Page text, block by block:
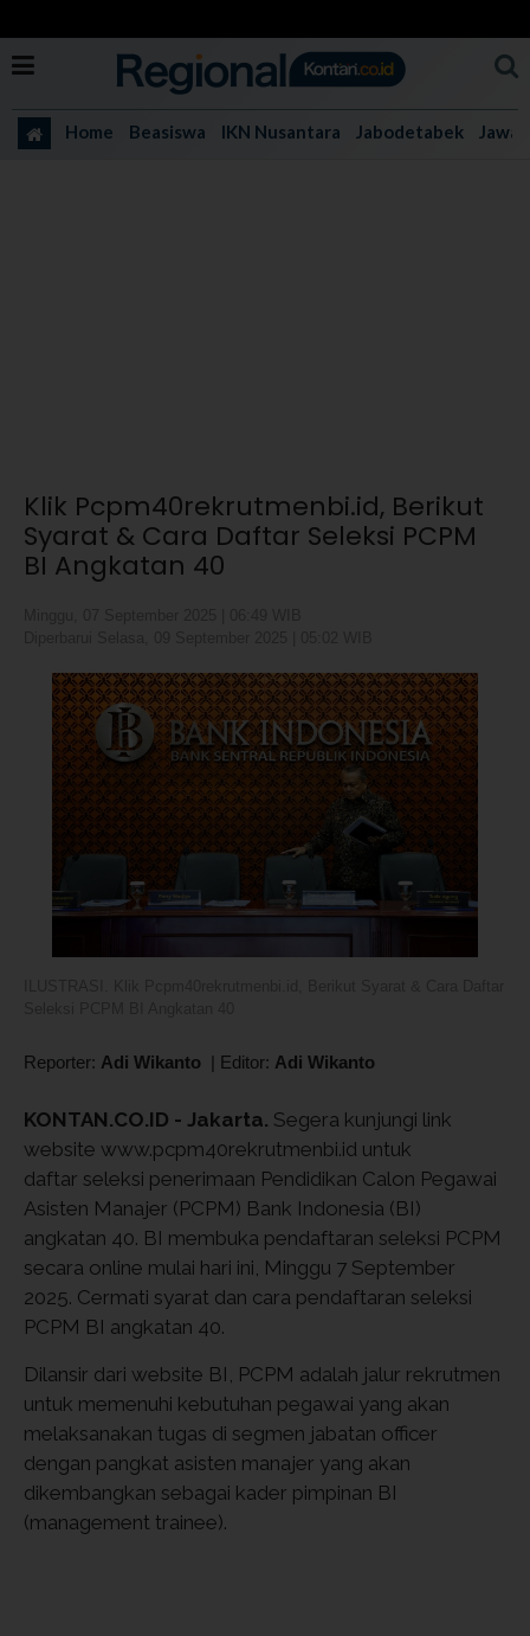
Home Beasiswa IKN Nusantara Jabodetabek Jawa
Klik Pcpm40rekrutmenbi.id, Berikut
Syarat & Cara Daftar Seleksi PCPM
BI Angkatan 40
Reporter: Adi Wikanto | Editor: Adi Wikanto
KONTAN.CO.ID - Jakarta. Segera kunjungi link
website www.pcpm40rekrutmenbi.id untuk
daftar seleksi penerimaan Pendidikan Calon Pegawai
Asisten Manajer (PCPM) Bank Indonesia (BI)
angkatan 40. BI membuka pendaftaran seleksi PCPM
secara online mulai hari ini, Minggu 7 September
2025. Cermati syarat dan cara pendaftaran seleksi
PCPM BI angkatan 40.
Dilansir dari website BI, PCPM adalah jalur rekrutmen
untuk memenuhi kebutuhan pegawai yang akan
melaksanakan tugas di segmen jabatan officer
dengan pangkat asisten manajer yang akan
dikembangkan sebagai kader pimpinan BI
(management trainee).